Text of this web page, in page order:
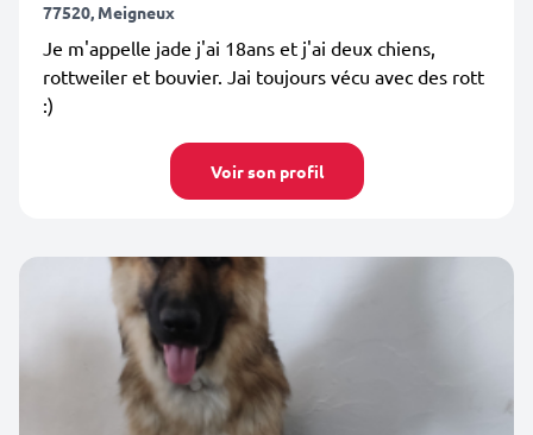
77520, Meigneux
Je m'appelle jade j'ai 18ans et j'ai deux chiens,
rottweiler et bouvier. Jai toujours vécu avec des rott
:)
Voir son profil